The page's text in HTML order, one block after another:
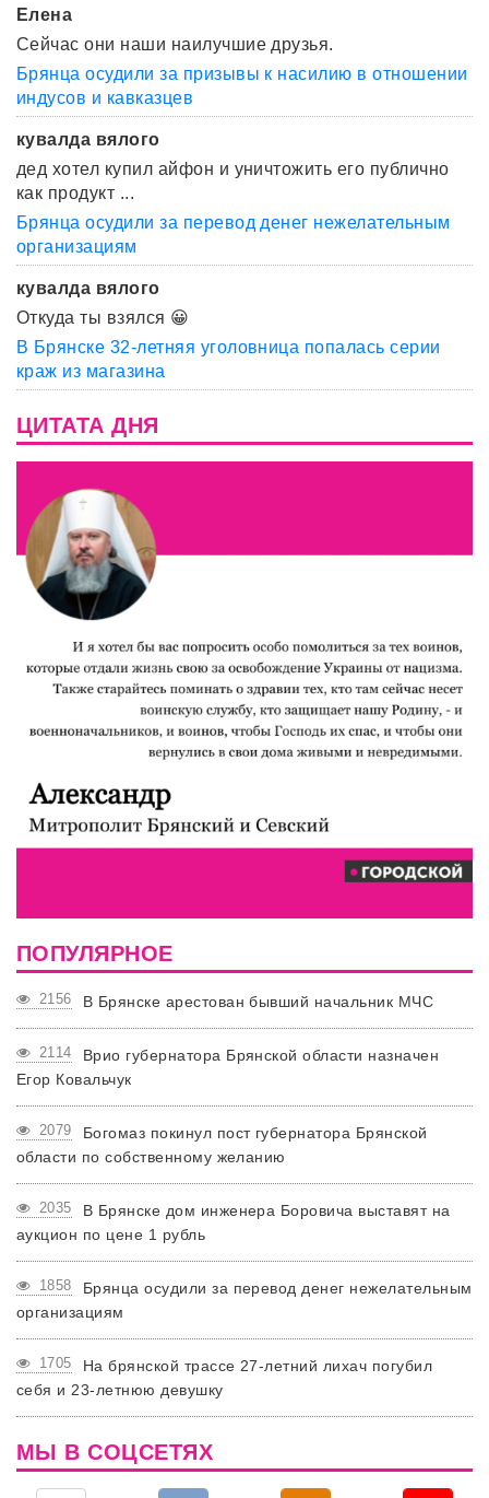
Елена
Сейчас они наши наилучшие друзья.
Брянца осудили за призывы к насилию в отношении
индусов и кавказцев
кувалда вялого
дед хотел купил айфон и уничтожить его публично
как продукт ...
Брянца осудили за перевод денег нежелательным
организациям
кувалда вялого
Откуда ты взялся 😀
В Брянске 32-летняя уголовница попалась серии
краж из магазина
ЦИТАТА ДНЯ
ПОПУЛЯРНОЕ
2156 В Брянске арестован бывший начальник МЧС
2114
Врио губернатора Брянской области назначен
Егор Ковальчук
2079
Богомаз покинул пост губернатора Брянской
области по собственному желанию
2035
В Брянске дом инженера Боровича выставят на
аукцион по цене 1 рубль
1858
Брянца осудили за перевод денег нежелательным
организациям
1705
На брянской трассе 27-летний лихач погубил
себя и 23-летнюю девушку
МЫ В СОЦСЕТЯХ